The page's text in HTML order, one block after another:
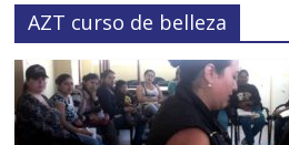
AZT curso de belleza